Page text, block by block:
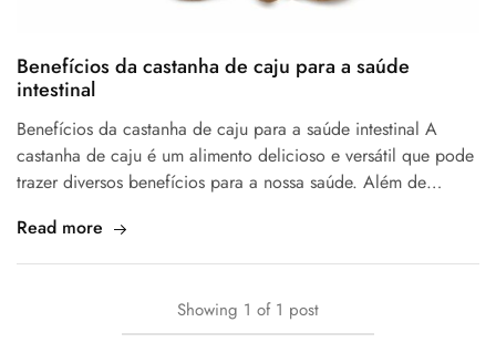
Benefícios da castanha de caju para a saúde
intestinal
Benefícios da castanha de caju para a saúde intestinal A
castanha de caju é um alimento delicioso e versátil que pode
trazer diversos benefícios para a nossa saúde. Além de…
Read more
Showing 1 of 1 post